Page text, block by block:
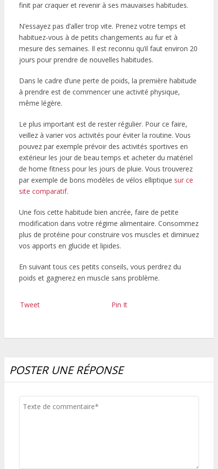
finit par craquer et revenir à ses mauvaises habitudes.
N’essayez pas d’aller trop vite. Prenez votre temps et
habituez-vous à de petits changements au fur et à
mesure des semaines. Il est reconnu qu’il faut environ 20
jours pour prendre de nouvelles habitudes.
Dans le cadre d’une perte de poids, la première habitude
à prendre est de commencer une activité physique,
même légère.
Le plus important est de rester régulier. Pour ce faire,
veillez à varier vos activités pour éviter la routine. Vous
pouvez par exemple prévoir des activités sportives en
extérieur les jour de beau temps et acheter du matériel
de home fitness pour les jours de pluie. Vous trouverez
par exemple de bons modèles de vélos elliptique sur ce
site comparatif.
Une fois cette habitude bien ancrée, faire de petite
modification dans votre régime alimentaire. Consommez
plus de protéine pour construire vos muscles et diminuez
vos apports en glucide et lipides.
En suivant tous ces petits conseils, vous perdrez du
poids et gagnerez en muscle sans problème.
Tweet Pin It
POSTER UNE RÉPONSE